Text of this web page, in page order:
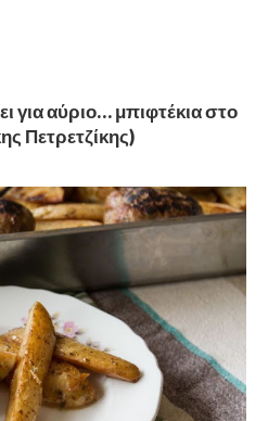
για αύριο… μπιφτέκια στο
Πετρετζίκης)